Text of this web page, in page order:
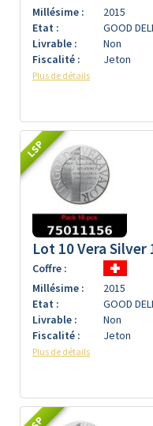
Millésime :
2015
Etat :
GOOD
Livrable :
Non
Fiscalité :
Jeton
Plus de détails
LSP
Lot 10 Vera Silver
Coffre :
Millésime :
2015
Etat :
GOOD
Livrable :
Non
Fiscalité :
Jeton
Plus de détails